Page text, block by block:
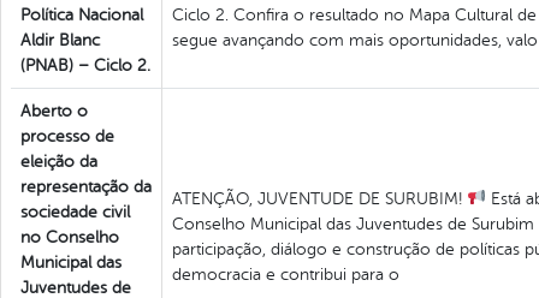
Política Nacional
Aldir Blanc
(PNAB) – Ciclo 2.
Ciclo 2. Confira o resultado no Mapa Cultural
segue avançando com mais oportunidades,
Aberto o
processo de
eleição da
representação da
sociedade civil
no Conselho
Municipal das
Juventudes de
ATENÇÃO, JUVENTUDE DE SURUBIM!
Está
Conselho Municipal das Juventudes de
participação, diálogo e construção de políticas
democracia e contribui para o